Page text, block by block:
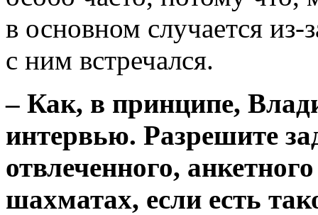
в основном случается из-
с ним встречался.
– Как, в принципе,
интервью. Разрешите
отвлеченного,
шахматах, если есть